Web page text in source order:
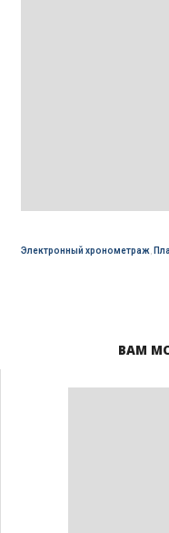
Электронный хронометраж,
ВАМ